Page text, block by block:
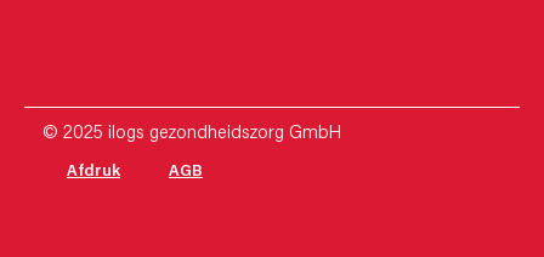
© 2025 ilogs gezondheidszorg GmbH
Afdruk AGB